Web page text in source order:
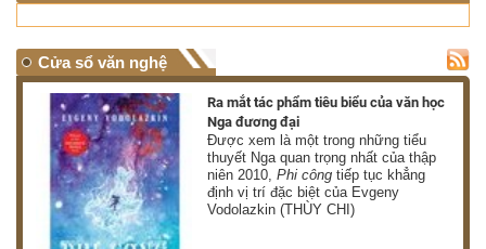
Cửa sổ văn nghệ
Ra mắt tác phẩm tiêu biểu của văn học
Nga đương đại
Được xem là một trong những tiểu
thuyết Nga quan trọng nhất của thập
niên 2010,Phi công tiếp tục khẳng
định vị trí đặc biệt của Evgeny
Vodolazkin (THÙY CHI)